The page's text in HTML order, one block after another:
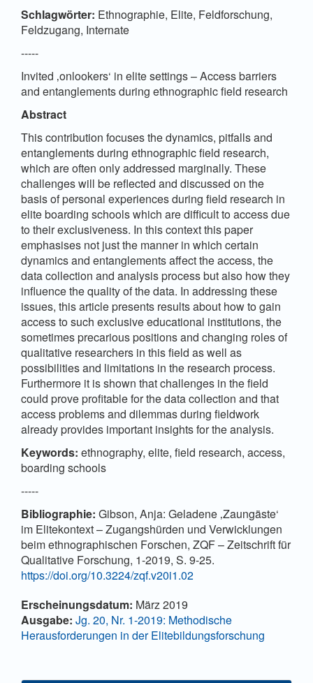
Schlagwörter: Ethnographie, Elite, Feldforschung,
Feldzugang, Internate
-----
Invited ‚onlookers‘ in elite settings – Access barriers
and entanglements during ethnographic field research
Abstract
This contribution focuses the dynamics, pitfalls and
entanglements during ethnographic field research,
which are often only addressed marginally. These
challenges will be reflected and discussed on the
basis of personal experiences during field research in
elite boarding schools which are difficult to access due
to their exclusiveness. In this context this paper
emphasises not just the manner in which certain
dynamics and entanglements affect the access, the
data collection and analysis process but also how they
influence the quality of the data. In addressing these
issues, this article presents results about how to gain
access to such exclusive educational institutions, the
sometimes precarious positions and changing roles of
qualitative researchers in this field as well as
possibilities and limitations in the research process.
Furthermore it is shown that challenges in the field
could prove profitable for the data collection and that
access problems and dilemmas during fieldwork
already provides important insights for the analysis.
Keywords: ethnography, elite, field research, access,
boarding schools
-----
Bibliographie: Gibson, Anja: Geladene ‚Zaungäste‘
im Elitekontext – Zugangshürden und Verwicklungen
beim ethnographischen Forschen, ZQF – Zeitschrift für
Qualitative Forschung, 1-2019, S. 9-25.
https://doi.org/10.3224/zqf.v20i1.02
Artikel-Details
Erscheinungsdatum: März 2019
Ausgabe: Jg. 20, Nr. 1-2019: Methodische
Herausforderungen in der Elitebildungsforschung